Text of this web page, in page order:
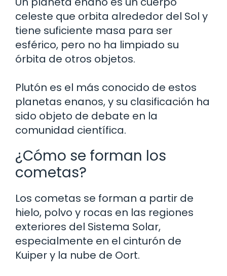
celeste que orbita alrededor del Sol y
tiene suficiente masa para ser
esférico, pero no ha limpiado su
órbita de otros objetos.
Plutón es el más conocido de estos
planetas enanos, y su clasificación ha
sido objeto de debate en la
comunidad científica.
¿Cómo se forman los
cometas?
Los cometas se forman a partir de
hielo, polvo y rocas en las regiones
exteriores del Sistema Solar,
especialmente en el cinturón de
Kuiper y la nube de Oort.